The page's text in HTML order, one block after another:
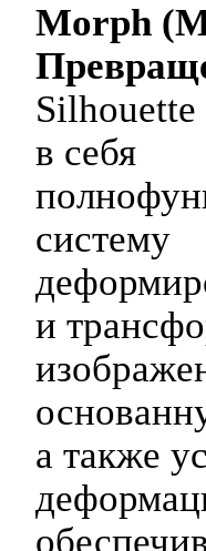
Morph
Silhouette
в себя
систему
и
а также